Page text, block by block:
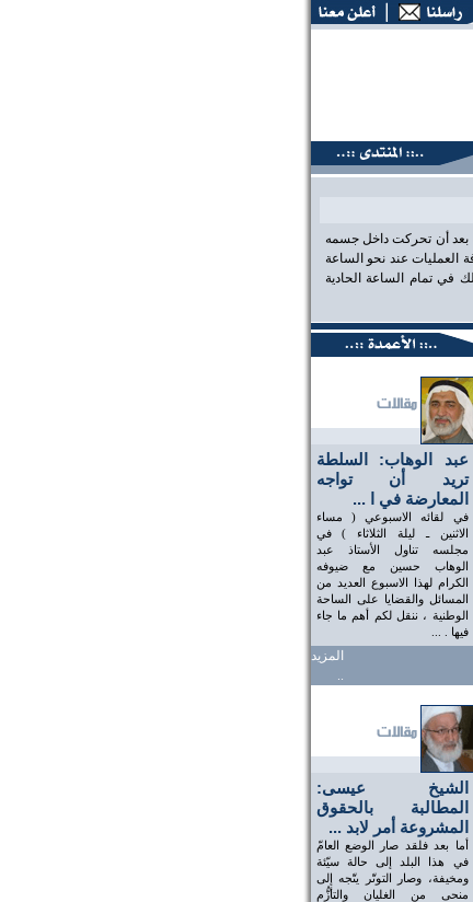
البحرين، عين على الحقيقة،، منتديات البحرين، عين على
بعد أن تحركت داخل جسمه
عند نحو الساعة
تمام الساعة الحادية
عبد الوهاب: السلطة
تريد أن تواجه
المعارضة في ا ...
في لقائه الاسبوعي ( مساء
الاثنين ـ ليلة الثلاثاء ) في
مجلسه تناول الأستاذ عبد
الوهاب حسين مع ضيوفه
الكرام لهذا الاسبوع العديد من
المسائل والقضايا على الساحة
الوطنية ، ننقل لكم أهم ما جاء
فيها . ...
المزيد
..
الشيخ عيسى:
المطالبة بالحقوق
المشروعة أمر لابد ...
أما بعد فلقد صار الوضع العامّ
في هذا البلد إلى حالة سيّئة
ومخيفة، وصار التوتّر يتّجه إلى
منحى من الغليان والتأزُّم